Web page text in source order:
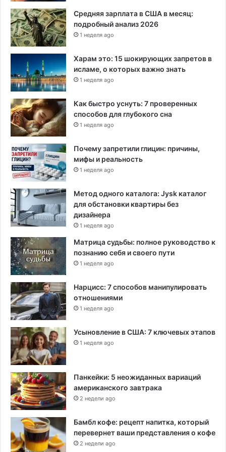
Средняя зарплата в США в месяц:
подробный анализ 2026
1 неделя ago
Харам это: 15 шокирующих запретов в
исламе, о которых важно знать
1 неделя ago
Как быстро уснуть: 7 проверенных
способов для глубокого сна
1 неделя ago
Почему запретили глицин: причины,
мифы и реальность
1 неделя ago
Метод одного каталога: Jysk каталог
для обстановки квартиры без
дизайнера
1 неделя ago
Матрица судьбы: полное руководство к
познанию себя и своего пути
1 неделя ago
Нарцисс: 7 способов манипулировать
отношениями
1 неделя ago
Усыновление в США: 7 ключевых этапов
1 неделя ago
Панкейки: 5 неожиданных вариаций
американского завтрака
2 недели ago
Бамбл кофе: рецепт напитка, который
перевернет ваши представления о кофе
2 недели ago